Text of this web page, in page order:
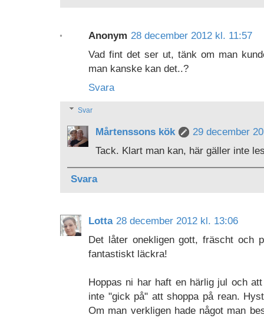
Anonym 28 december 2012 kl. 11:57
Vad fint det ser ut, tänk om man
man kanske kan det..?
Svara
Svar
Mårtenssons kök
29 december
Tack. Klart man kan, här gäller inte
Svara
Lotta 28 december 2012 kl. 13:06
Det låter onekligen gott, fräscht och
fantastiskt läckra!
Hoppas ni har haft en härlig jul och
inte "gick på" att shoppa på rean.
Om man verkligen hade något man